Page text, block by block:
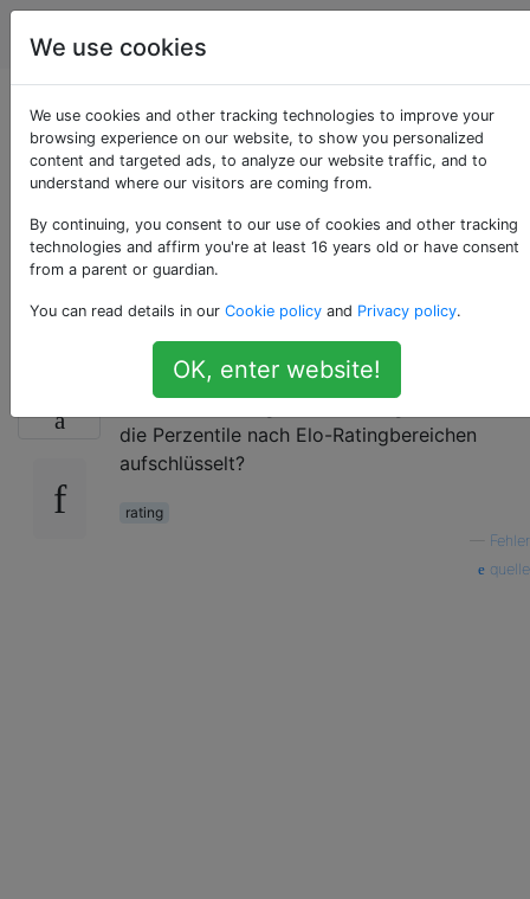
Schach
In welchem ​​Perzentil
befinde ich mich,
basierend auf der
Elo-Bewertung?
Wie vergleichen sich Elo-Ratings mit
Perzentilen und gibt es ein Diagramm, das
die Perzentile nach Elo-Ratingbereichen
aufschlüsselt?
rating
Fehler
quelle
We use cookies
We use cookies and other tracking technologies to improve your
browsing experience on our website, to show you personalized
content and targeted ads, to analyze our website traffic, and to
understand where our visitors are coming from.
By continuing, you consent to our use of cookies and other tracking
technologies and affirm you're at least 16 years old or have consent
from a parent or guardian.
You can read details in our Cookie policy and Privacy policy.
OK, enter website!